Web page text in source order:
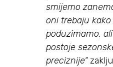
smijemo
oni trebaju
poduzimamo,
postoje
preciznije“